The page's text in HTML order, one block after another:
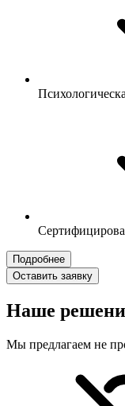
Подробнее
Оставить заявку
Наше
Мы предлагаем не